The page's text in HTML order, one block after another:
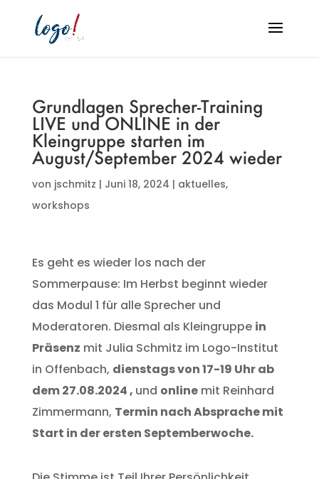
Grundlagen Sprecher-Training
LIVE und ONLINE in der
Kleingruppe starten im
August/September 2024 wieder
von jschmitz | Juni 18, 2024 | aktuelles,
workshops
Es geht es wieder los nach der
Sommerpause: Im Herbst beginnt wieder
das Modul 1 für alle Sprecher und
Moderatoren. Diesmal als Kleingruppe in
Präsenz mit Julia Schmitz im Logo-Institut
in Offenbach, dienstags von 17-19 Uhr ab
dem 27.08.2024 , und onlinemit Reinhard
Zimmermann, Termin nach Absprache mit
Start in der ersten Septemberwoche.